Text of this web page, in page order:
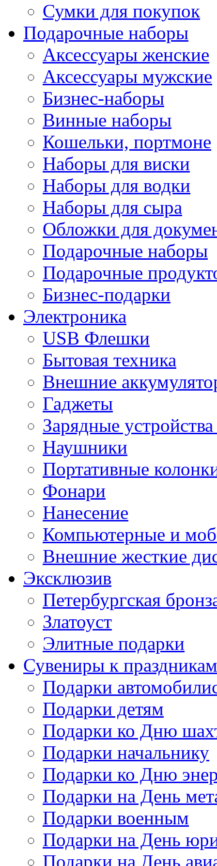
Сумки для покупок
Подарочные наборы
Аксессуары женские
Аксессуары мужские
Бизнес-наборы
Винные наборы
Кошельки, портмоне
Наборы для виски
Наборы для водки
Наборы для сыра
Обложки для
Подарочные наборы
Подарочные
Бизнес-подарки
Электроника
USB Флешки
Бытовая техника
Внешние
Гаджеты
Зарядные
Наушники
Портативные
Фонари
Нанесение
Компьютерные и
Внешние жесткие
Эксклюзив
Петербургская
Златоуст
Элитные подарки
Сувениры к праздникам
Подарки
Подарки детям
Подарки ко Дню
Подарки начальнику
Подарки ко Дню
Подарки на День
Подарки военным
Подарки на День
Подарки на День